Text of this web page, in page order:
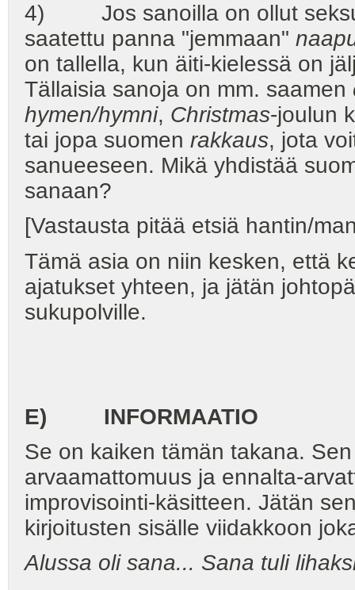
4) Jos sanoilla on ollut
saatettu panna "jemmaan"
on tallella, kun äiti-kielessä on
Tällaisia sanoja on mm. saamen
hymen/hymni, Christmas-joulun
tai jopa suomen rakkaus, jota
sanueeseen. Mikä yhdistää
sanaan?
[Vastausta pitää etsiä hantin/
Tämä asia on niin kesken, että
ajatukset yhteen, ja jätän
sukupolville.
E) INFORMAATIO
Se on kaiken tämän takana.
arvaamattomuus ja ennalta-
improvisointi-käsitteen. Jätän
kirjoitusten sisälle viidakkoon
Alussa oli sana... Sana tuli